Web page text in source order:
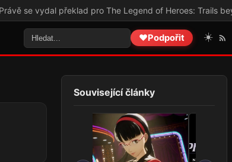
překlad pro The Legend of Heroes: Trails beyond the
❤️Podpořit ☀️
Související články